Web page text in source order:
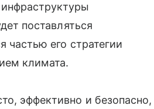
поставляться
частью его стратегии
климата.
эффективно и безопасно,